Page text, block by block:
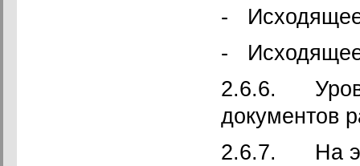
- Исходящее
- Исходящее
2.6.6.
документов
2.6.7. На